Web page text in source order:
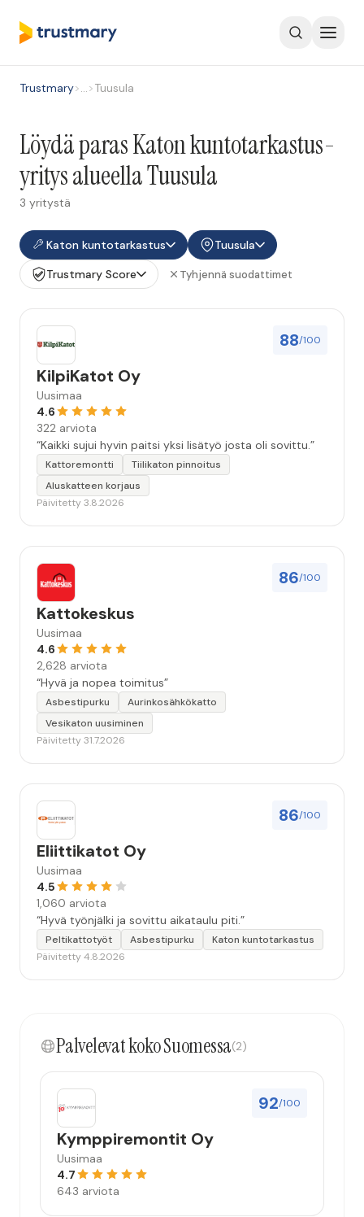
Trustmary>…>Tuusula
Löydä paras Katon kuntotarkastus-
yritys alueella Tuusula
3 yritystä
Katon kuntotarkastus
Tuusula
Trustmary Score
Tyhjennä suodattimet
88/100
KilpiKatot Oy
Uusimaa
4.6
322 arviota
“Kaikki sujui hyvin paitsi yksi lisätyö josta oli sovittu.”
Kattoremontti
Tiilikaton pinnoitus
Aluskatteen korjaus
Päivitetty 3.8.2026
86/100
Kattokeskus
Uusimaa
4.6
2,628 arviota
“Hyvä ja nopea toimitus”
Asbestipurku
Aurinkosähkökatto
Vesikaton uusiminen
Päivitetty 31.7.2026
86/100
Eliittikatot Oy
Uusimaa
4.5
1,060 arviota
“Hyvä työnjälki ja sovittu aikataulu piti.”
Peltikattotyöt Asbestipurku
Katon kuntotarkastus
Päivitetty 4.8.2026
Palvelevat koko Suomessa(2)
92/100
Kymppiremontit Oy
Uusimaa
4.7
643 arviota